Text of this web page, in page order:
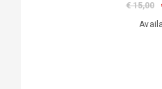
€ 15,00